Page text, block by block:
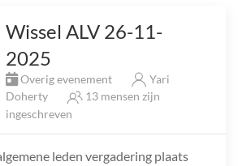
Wissel ALV 26-11-
2025
Overig evenement
Yari
Doherty
13 mensen zijn
ingeschreven
leden vergadering plaats